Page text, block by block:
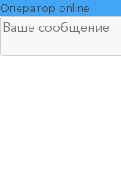
Оператор online